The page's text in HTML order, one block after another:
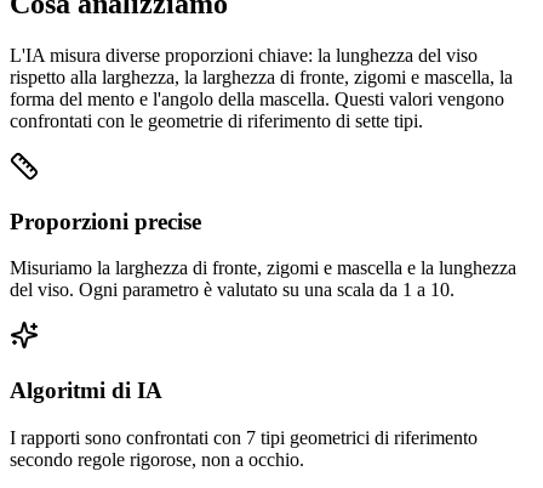
L'IA misura diverse proporzioni chiave: la lunghezza del viso
rispetto alla larghezza, la larghezza di fronte, zigomi e mascella, la
forma del mento e l'angolo della mascella. Questi valori vengono
confrontati con le geometrie di riferimento di sette tipi.
Proporzioni precise
Misuriamo la larghezza di fronte, zigomi e mascella e la lunghezza
del viso. Ogni parametro è valutato su una scala da 1 a 10.
Algoritmi di IA
I rapporti sono confrontati con 7 tipi geometrici di riferimento
secondo regole rigorose, non a occhio.